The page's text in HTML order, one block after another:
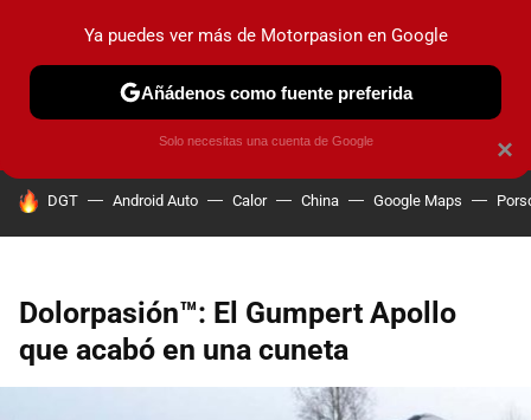
PRUEBAS COCHES ELÉCTRICOS OBSERVATORIO
HOY SE HABLA DE
DGT Android Auto Calor China Google Maps
Dolorpasión™: El Gumpert Apollo
que acabó en una cuneta
×
Ya puedes ver más de Motorpasion en Google
Añádenos como fuente preferida
Solo necesitas una cuenta de Google